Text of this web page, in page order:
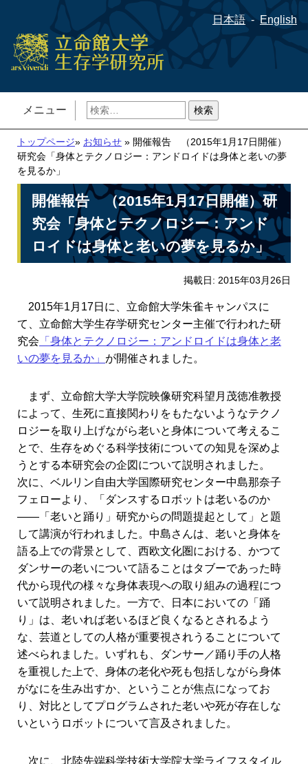
日本語 English
メニュー
検
索:
トップページ» お知らせ » 開催報告 （2015年1月17日開催）
研究会「身体とテクノロジー：アンドロイドは身体と老いの夢
を見るか」
開催報告 （2015年1月17日開催）研
究会「身体とテクノロジー：アンド
ロイドは身体と老いの夢を見るか」
掲載日: 2015年03月26日
2015年1月17日に、立命館大学朱雀キャンパスに
て、立命館大学生存学研究センター主催で行われた研
究会 「身体とテクノロジー：アンドロイドは身体と老
いの夢を見るか」 が開催されました。
まず、立命館大学大学院映像研究科望月茂徳准教授
によって、生死に直接関わりをもたないようなテクノ
ロジーを取り上げながら老いと身体について考えるこ
とで、生存をめぐる科学技術についての知見を深めよ
うとする本研究会の企図について説明されました。
次に、ベルリン自由大学国際研究センター中島那奈子
フェローより、「ダンスするロボットは老いるのか
――「老いと踊り」研究からの問題提起として」と題
して講演が行われました。中島さんは、老いと身体を
語る上での背景として、西欧文化圏における、かつて
ダンサーの老いについて語ることはタブーであった時
代から現代の様々な身体表現への取り組みの過程につ
いて説明されました。一方で、日本においての「踊
り」は、老いれば老いるほど良くなるとされるよう
な、芸道としての人格が重要視されうることについて
述べられました。いずれも、ダンサー／踊り手の人格
を重視した上で、身体の老化や死も包括しながら身体
がなにを生み出すか、ということが焦点になってお
り、対比としてプログラムされた老いや死が存在しな
いというロボットについて言及されました。
次に、北陸先端科学技術大学院大学ライフスタイル